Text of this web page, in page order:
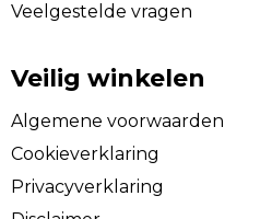
Veelgestelde vragen
Veilig winkelen
Algemene voorwaarden
Cookieverklaring
Privacyverklaring